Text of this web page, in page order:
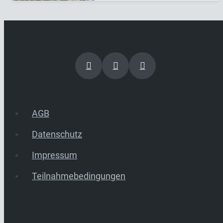
AGB
Datenschutz
Impressum
Teilnahmebedingungen